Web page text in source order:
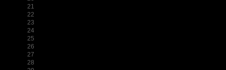
21
22
23
24
25
26
27
28